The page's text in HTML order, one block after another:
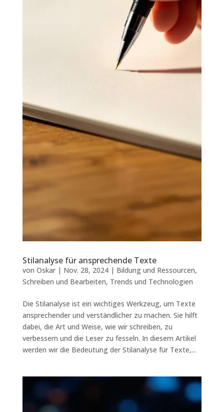
Stilanalyse für ansprechende Texte
von Oskar| Nov. 28, 2024| Bildung und Ressourcen,
Schreiben und Bearbeiten, Trends und Technologien
Die Stilanalyse ist ein wichtiges Werkzeug, um Texte
ansprechender und verständlicher zu machen. Sie hilft
dabei, die Art und Weise, wie wir schreiben, zu
verbessern und die Leser zu fesseln. In diesem Artikel
werden wir die Bedeutung der Stilanalyse für Texte,...